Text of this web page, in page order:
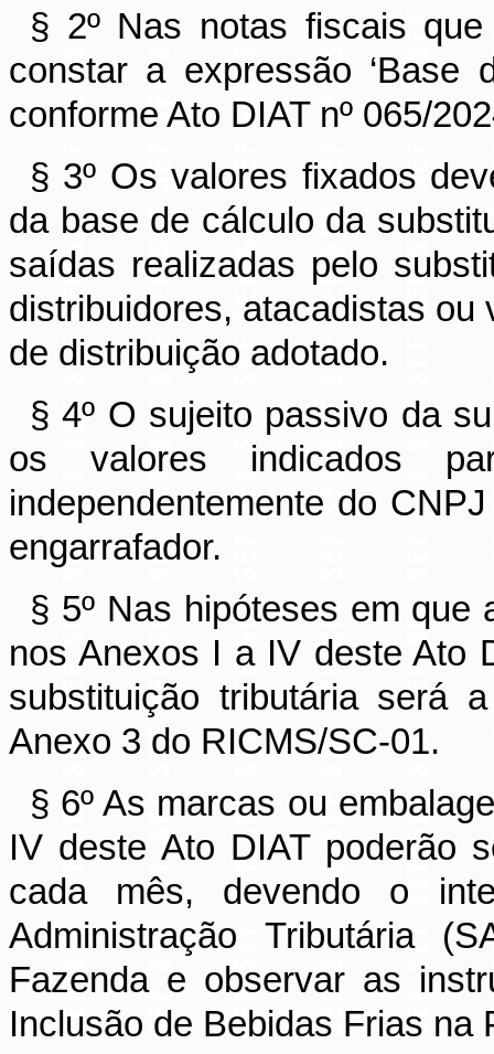
§ 2º Nas notas fiscais
constar a expressão ‘Base
conforme Ato DIAT nº 065/
§ 3º Os valores fixados
da base de cálculo da
saídas realizadas pelo
distribuidores, atacadistas
de distribuição adotado.
§ 4º O sujeito passivo da
os valores indicados
independentemente do
engarrafador.
§ 5º Nas hipóteses em que
nos Anexos I a IV deste Ato
substituição tributária será
Anexo 3 do RICMS/SC-01.
§ 6º As marcas ou
IV deste Ato DIAT poderão
cada mês, devendo o
Administração Tributária
Fazenda e observar as
Inclusão de Bebidas Frias na